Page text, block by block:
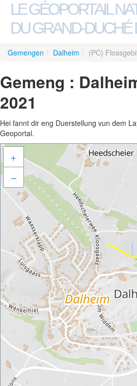
LE GÉOPORTAIL
DU GRAND-
Gemengen / Dalheim / (PC)
Gemeng :
2021
Hei fannt dir eng Duerstellung vun dem
Geoportal.
+
–